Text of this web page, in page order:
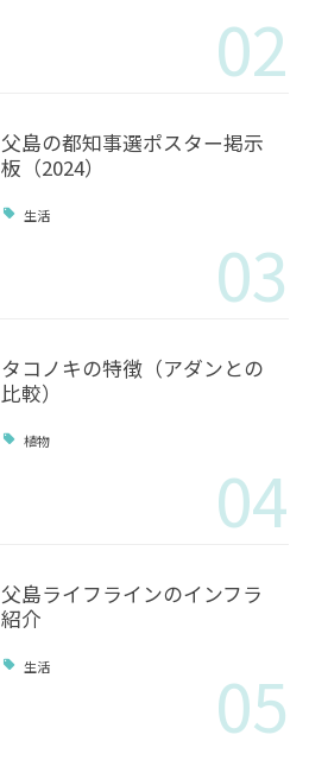
02
父島の都知事選ポスター掲示
板（2024）
生活
03
タコノキの特徴（アダンとの
比較）
植物
04
父島ライフラインのインフラ
紹介
生活 05